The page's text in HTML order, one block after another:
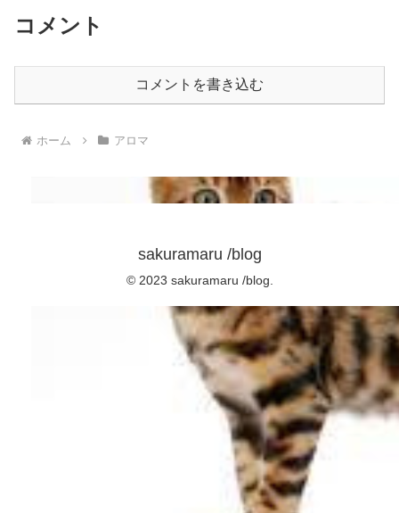
コメント
コメントを書き込む
ホーム アロマ
sakuramaru /blog
© 2023 sakuramaru /blog.